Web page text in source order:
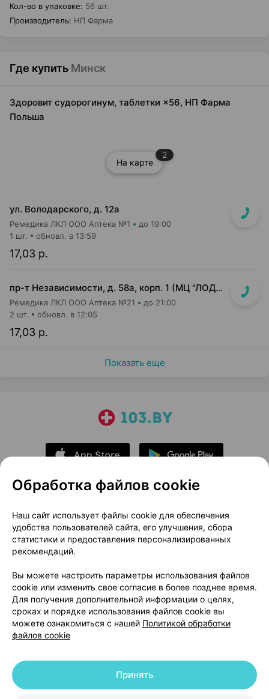
Кол-во в упаковке: 56 шт.
Производитель: НП Фарма
Где купить Минск
Здоровит судорогинум, таблетки ×56, НП Фарма
Польша
На карте
2
ул. Володарского, д. 12а
Ремедика ЛКЛ ООО Аптека №1 до 19:00
17,03 р.
1 шт. обновл. в 13:59
пр-т Независимости, д. 58а, корп. 1 (МЦ "ЛОДЭ")
Ремедика ЛКЛ ООО Аптека №21 до 21:00
17,03 р.
2 шт. обновл. в 12:05
Показать еще
О проекте
Новости проекта
Размещение рекламы
Медицинский маркетинг
Публичный договор
Доставка
Способы оплаты
Вакансии
Партнеры
Написать руководителю 103.by
Написать в поддержку
Персональные настройки Cookie
© 2026 ООО «Артокс Лаб», УНП 191700409 | 220012, Республика Беларусь,
Обработка файлов cookie
Наш сайт использует файлы cookie для обеспечения
удобства пользователей сайта, его улучшения, сбора
статистики и предоставления персонализированных
рекомендаций.
Вы можете настроить параметры использования файлов
cookie или изменить свое согласие в более позднее время.
Для получения дополнительной информации о целях,
сроках и порядке использования файлов cookie вы
можете ознакомиться с нашей Политикой обработки
файлов cookie
Принять